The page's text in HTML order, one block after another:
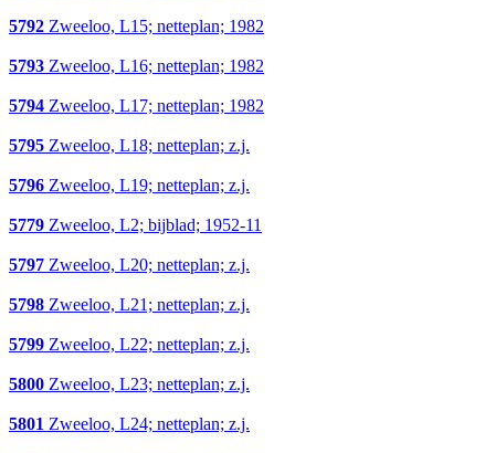
5792 Zweeloo, L15; netteplan; 1982
5793 Zweeloo, L16; netteplan; 1982
5794 Zweeloo, L17; netteplan; 1982
5795 Zweeloo, L18; netteplan; z.j.
5796 Zweeloo, L19; netteplan; z.j.
5779 Zweeloo, L2; bijblad; 1952-11
5797 Zweeloo, L20; netteplan; z.j.
5798 Zweeloo, L21; netteplan; z.j.
5799 Zweeloo, L22; netteplan; z.j.
5800 Zweeloo, L23; netteplan; z.j.
5801 Zweeloo, L24; netteplan; z.j.